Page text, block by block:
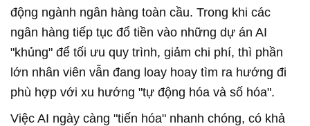
động ngành ngân hàng toàn cầu. Trong khi các
ngân hàng tiếp tục đổ tiền vào những dự án AI
"khủng" để tối ưu quy trình, giảm chi phí, thì phần
lớn nhân viên vẫn đang loay hoay tìm ra hướng đi
phù hợp với xu hướng "tự động hóa và số hóa".
Việc AI ngày càng "tiến hóa" nhanh chóng, có khả